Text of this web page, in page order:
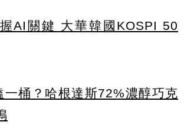
AI關鍵 大華韓國KOSPI 50
桶？哈根達斯72%濃醇巧克